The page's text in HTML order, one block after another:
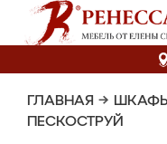
ГЛАВНАЯ →
ПЕСКОСТРУЙ